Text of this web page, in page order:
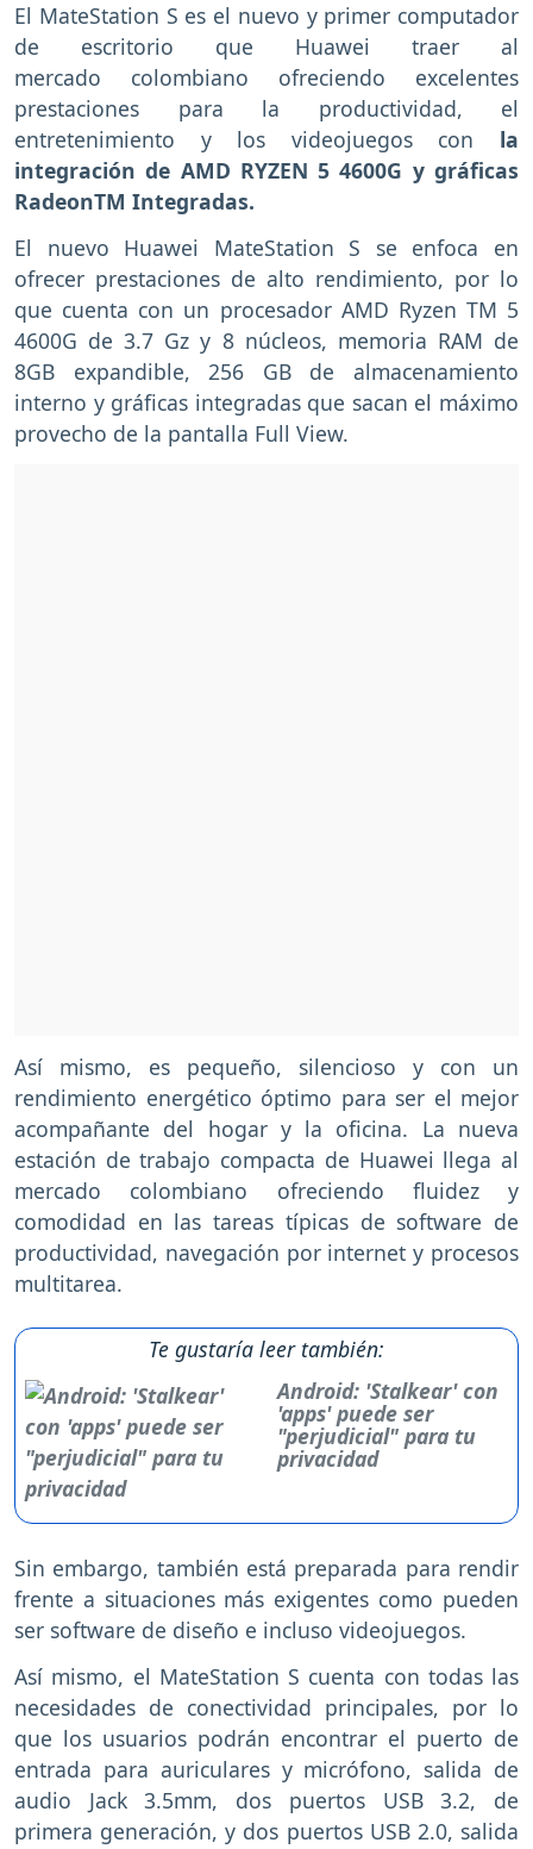
El MateStation S es el nuevo y primer computador
de escritorio que Huawei traer al
mercado colombiano ofreciendo excelentes
prestaciones para la productividad, el
entretenimiento y los videojuegos con la
integración de AMD RYZEN 5 4600G y gráficas
RadeonTM Integradas.
El nuevo Huawei MateStation S se enfoca en
ofrecer prestaciones de alto rendimiento, por lo
que cuenta con un procesador AMD Ryzen TM 5
4600G de 3.7 Gz y 8 núcleos, memoria RAM de
8GB expandible, 256 GB de almacenamiento
interno y gráficas integradas que sacan el máximo
provecho de la pantalla Full View.
Así mismo, es pequeño, silencioso y con un
rendimiento energético óptimo para ser el mejor
acompañante del hogar y la oficina. La nueva
estación de trabajo compacta de Huawei llega al
mercado colombiano ofreciendo fluidez y
comodidad en las tareas típicas de software de
productividad, navegación por internet y procesos
multitarea.
Te gustaría leer también:
Android: 'Stalkear' con
'apps' puede ser
"perjudicial" para tu
privacidad
Sin embargo, también está preparada para rendir
frente a situaciones más exigentes como pueden
ser software de diseño e incluso videojuegos.
Así mismo, el MateStation S cuenta con todas las
necesidades de conectividad principales, por lo
que los usuarios podrán encontrar el puerto de
entrada para auriculares y micrófono, salida de
audio Jack 3.5mm, dos puertos USB 3.2, de
primera generación, y dos puertos USB 2.0, salida